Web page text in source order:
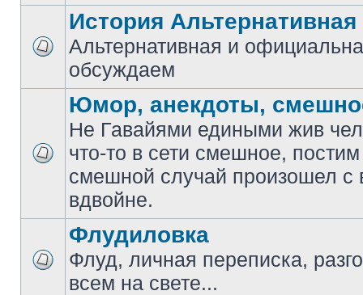
История
Альтернативная и
обсуждаем
Юмор, анекдоты,
Не Гавайями едиными жив
что-то в сети смешное,
смешной случай произошел с
вдвойне.
Флудиловка
Флуд, личная переписка,
всем на свете...